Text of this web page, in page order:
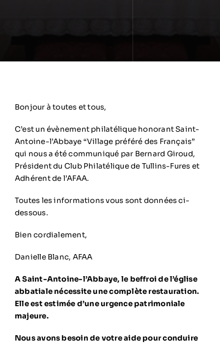
Bonjour à toutes et tous,
C’est un évènement philatélique honorant Saint-
Antoine-l’Abbaye “Village préféré des Français”
qui nous a été communiqué par Bernard Giroud,
Président du Club Philatélique de Tullins-Fures et
Adhérent de l’AFAA.
Toutes les informations vous sont données ci-
dessous.
Bien cordialement,
Danielle Blanc, AFAA
A Saint-Antoine-l’Abbaye, le beffroi de l’église
abbatiale nécessite une complète restauration.
Elle est estimée d’une urgence patrimoniale
majeure.
Nous avons besoin de votre aide pour conduire